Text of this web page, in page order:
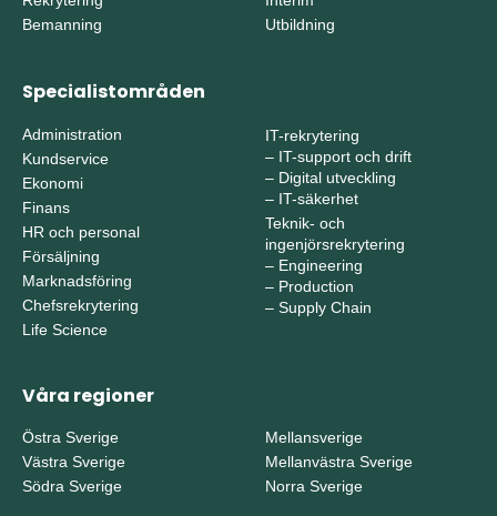
Bemanning
Utbildning
Specialistområden
Administration
Kundservice
Ekonomi
Finans
HR och personal
Försäljning
Marknadsföring
Chefsrekrytering
Life Science
IT-rekrytering
– IT-support och drift
– Digital utveckling
– IT-säkerhet
Teknik- och
ingenjörsrekrytering
– Engineering
– Production
– Supply Chain
Våra regioner
Östra Sverige
Västra Sverige
Södra Sverige
Mellansverige
Mellanvästra Sverige
Norra Sverige